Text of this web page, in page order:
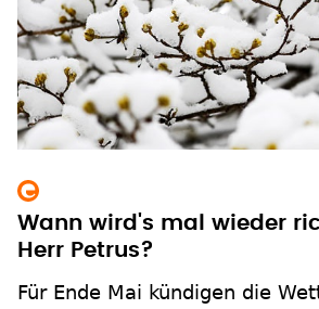
Wann wird's mal wieder
Herr Petrus?
Für Ende Mai kündigen die